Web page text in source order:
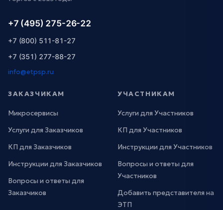
+7 (495) 275-26-22
+7 (800) 511-81-27
+7 (351) 277-88-27
info@etpsp.ru
ЗАКАЗЧИКАМ
Микросервисы
Услуги для Заказчиков
КП для Заказчиков
Инструкции для Заказчиков
Вопросы и ответы для
Заказчиков
УЧАСТНИКАМ
Услуги для Участников
КП для Участников
Инструкции для Участников
Вопросы и ответы для
Участников
Добавить представителя на
ЭТП